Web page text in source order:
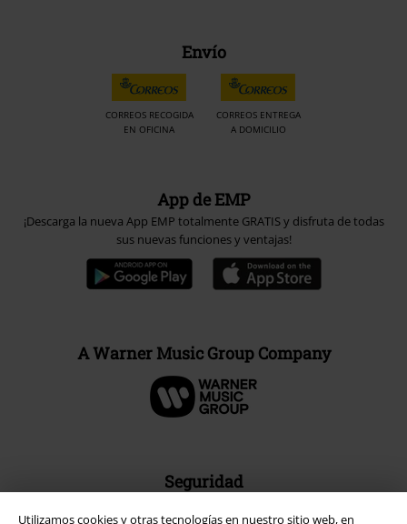
Utilizamos cookies y otras tecnologías en nuestro sitio web, en
Envío
CORREOS RECOGIDA
EN OFICINA
CORREOS ENTREGA
A DOMICILIO
App de EMP
¡Descarga la nueva App EMP totalmente GRATIS y disfruta de todas
sus nuevas funciones y ventajas!
A Warner Music Group Company
Seguridad